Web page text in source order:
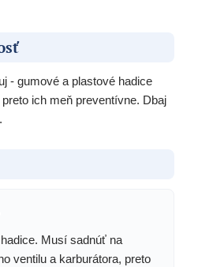
- gumové a plastové hadice
ich meň preventívne. Dbaj
Musí sadnúť na
ventilu a karburátora, preto